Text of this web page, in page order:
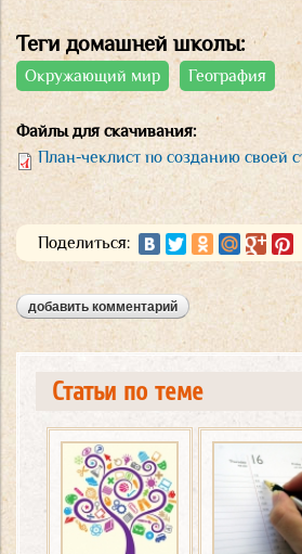
Теги домашней школы:
Окружающий мир География
Файлы для скачивания:
План-чеклист по созданию своей
Поделиться:
добавить комментарий
Статьи по теме